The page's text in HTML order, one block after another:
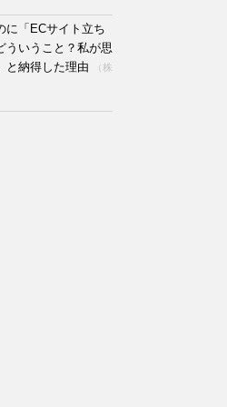
に「ECサイト立ち
ういうこと？私が思
と納得した理由
（株